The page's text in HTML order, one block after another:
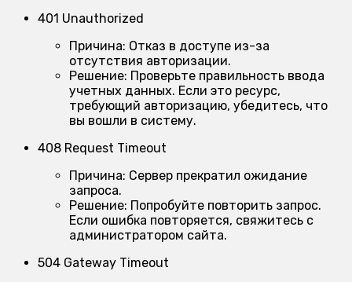
401 Unauthorized
Причина: Отказ в доступе из-за
отсутствия авторизации.
Решение: Проверьте правильность ввода
учетных данных. Если это ресурс,
требующий авторизацию, убедитесь, что
вы вошли в систему.
408 Request Timeout
Причина: Сервер прекратил ожидание
запроса.
Решение: Попробуйте повторить запрос.
Если ошибка повторяется, свяжитесь с
администратором сайта.
504 Gateway Timeout